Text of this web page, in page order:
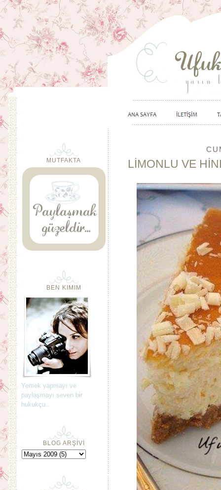
LİMONLU VE
MUTFAKTA
BEN KIMIM
Yemek yapmayı ve
paylaşmayı seven bir
hukukçu..
BLOG ARŞİVİ